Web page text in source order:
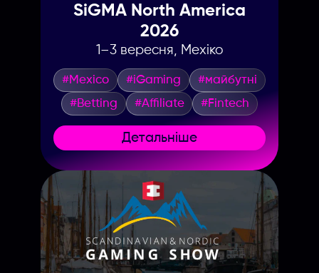
SiGMA North America
2026
1–3 вересня, Мехіко
#Mexico #iGaming
#майбутні
#Betting
#Affiliate #Fintech
Детальніше